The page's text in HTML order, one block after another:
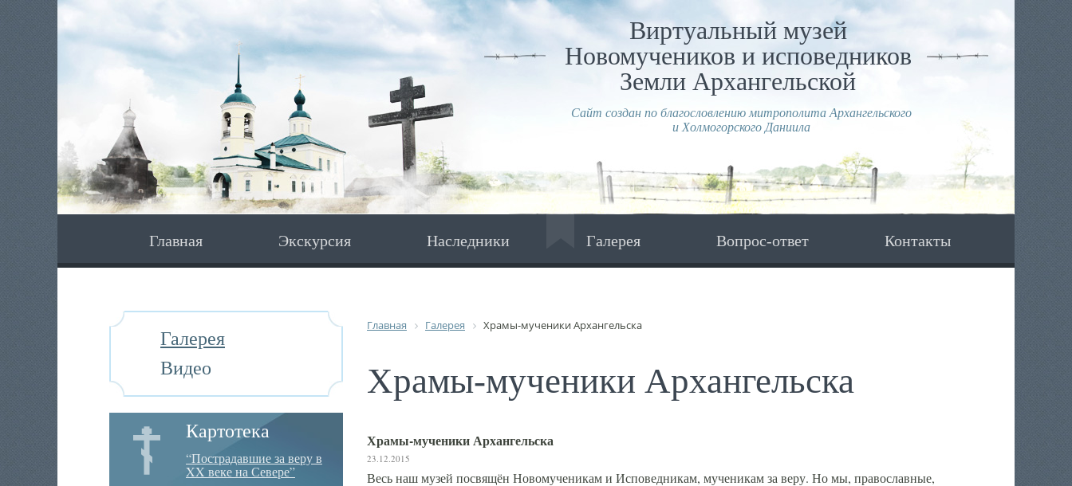
Виртуальный музей
Новомучеников и исповедников
Земли Архангельской
Сайт создан по благословлению митрополита Архангельского
и Холмогорского Даниила
Главная Экскурсия Наследники Галерея Вопрос-ответ Контакты
Галерея
Видео
Картотека
“Пострадавшие за веру в
XX веке на Севере”
Главная Галерея Храмы-мученики Архангельска
Храмы-мученики Архангельска
Храмы-мученики Архангельска
23.12.2015
Весь наш музей посвящён Новомученикам и Исповедникам, мученикам за веру. Но мы, православные,